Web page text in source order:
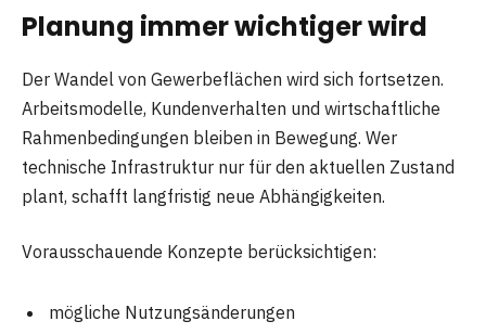
Planung immer wichtiger wird
Der Wandel von Gewerbeflächen wird sich fortsetzen.
Arbeitsmodelle, Kundenverhalten und wirtschaftliche
Rahmenbedingungen bleiben in Bewegung. Wer
technische Infrastruktur nur für den aktuellen Zustand
plant, schafft langfristig neue Abhängigkeiten.
Vorausschauende Konzepte berücksichtigen:
mögliche Nutzungsänderungen